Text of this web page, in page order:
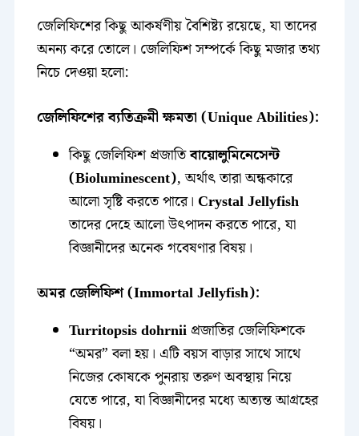
জেলিফিশের কিছু আকর্ষণীয় বৈশিষ্ট্য রয়েছে, যা তাদের
অনন্য করে তোলে। জেলিফিশ সম্পর্কে কিছু মজার তথ্য
নিচে দেওয়া হলো:
জেলিফিশের ব্যতিক্রমী ক্ষমতা (Unique Abilities):
কিছু জেলিফিশ প্রজাতিবায়োলুমিনেসেন্ট
(Bioluminescent), অর্থাৎ তারা অন্ধকারে
আলো সৃষ্টি করতে পারে। Crystal Jellyfish
তাদের দেহে আলো উৎপাদন করতে পারে, যা
বিজ্ঞানীদের অনেক গবেষণার বিষয়।
অমর জেলিফিশ (Immortal Jellyfish):
Turritopsis dohrniiপ্রজাতির জেলিফিশকে
“অমর” বলা হয়। এটি বয়স বাড়ার সাথে সাথে
নিজের কোষকে পুনরায় তরুণ অবস্থায় নিয়ে
যেতে পারে, যা বিজ্ঞানীদের মধ্যে অত্যন্ত আগ্রহের
বিষয়।